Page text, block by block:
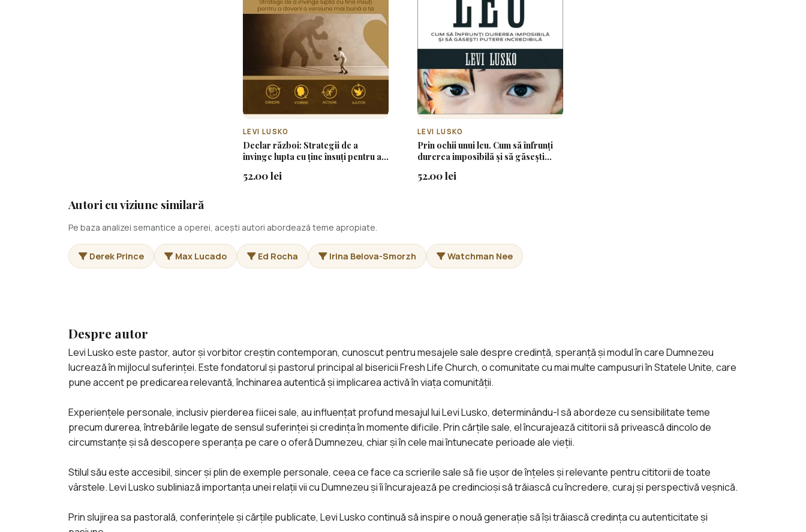
LEVI LUSKO
Declar război: Strategii de a
învinge lupta cu ține însuți pentru a
52.00 lei
LEVI LUSKO
Prin ochii unui leu. Cum să înfrunți
durerea imposibilă și să găsești
52.00 lei
Autori cu viziune similară
Pe baza analizei semantice a operei, acești autori abordează teme apropiate.
Derek Prince Max Lucado Ed Rocha Irina Belova-Smorzh Watchman Nee
Despre autor
Levi Lusko este pastor, autor și vorbitor creștin contemporan, cunoscut pentru mesajele sale despre credință, speranță și modul în care Dumnezeu
lucrează în mijlocul suferinței. Este fondatorul și pastorul principal al bisericii Fresh Life Church, o comunitate cu mai multe campusuri în Statele Unite, care
pune accent pe predicarea relevantă, închinarea autentică și implicarea activă în viața comunității.
Experiențele personale, inclusiv pierderea fiicei sale, au influențat profund mesajul lui Levi Lusko, determinându-l să abordeze cu sensibilitate teme
precum durerea, întrebările legate de sensul suferinței și credința în momente dificile. Prin cărțile sale, el încurajează cititorii să privească dincolo de
circumstanțe și să descopere speranța pe care o oferă Dumnezeu, chiar și în cele mai întunecate perioade ale vieții.
Stilul său este accesibil, sincer și plin de exemple personale, ceea ce face ca scrierile sale să fie ușor de înțeles și relevante pentru cititorii de toate
vârstele. Levi Lusko subliniază importanța unei relații vii cu Dumnezeu și îi încurajează pe credincioși să trăiască cu încredere, curaj și perspectivă veșnică.
Prin slujirea sa pastorală, conferințele și cărțile publicate, Levi Lusko continuă să inspire o nouă generație să își trăiască credința cu autenticitate și